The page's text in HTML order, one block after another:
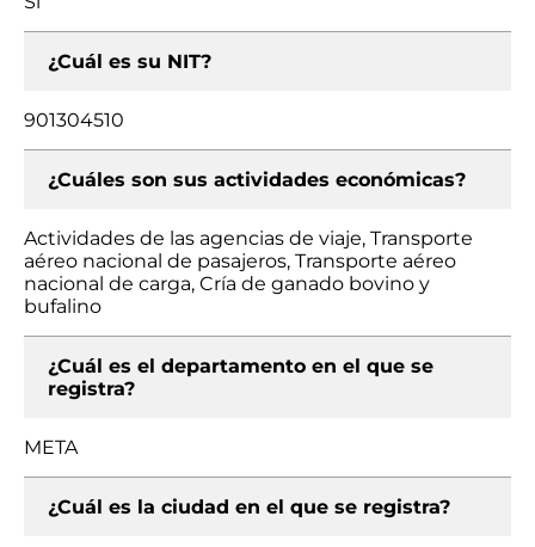
¿Cuál es su NIT?
901304510
¿Cuáles son sus actividades económicas?
Actividades de las agencias de viaje, Transporte
aéreo nacional de pasajeros, Transporte aéreo
nacional de carga, Cría de ganado bovino y
bufalino
¿Cuál es el departamento en el que se
registra?
META
¿Cuál es la ciudad en el que se registra?